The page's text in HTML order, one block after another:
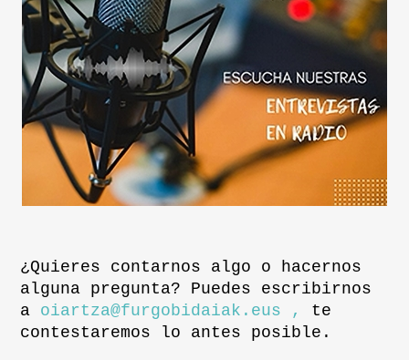
¿Quieres contarnos algo o hacernos
alguna pregunta? Puedes escribirnos
a oiartza@furgobidaiak.eus ,
te
contestaremos lo antes posible.